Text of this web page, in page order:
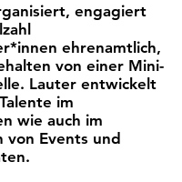
engagiert
ehrenamtlich,
von einer Mini-
Lauter entwickelt
im
wie auch im
von Events und